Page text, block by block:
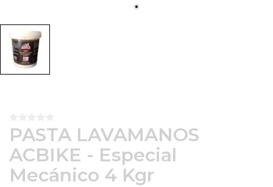
PASTA LAVAMANOS
ACBIKE - Especial
Mecánico 4 Kgr